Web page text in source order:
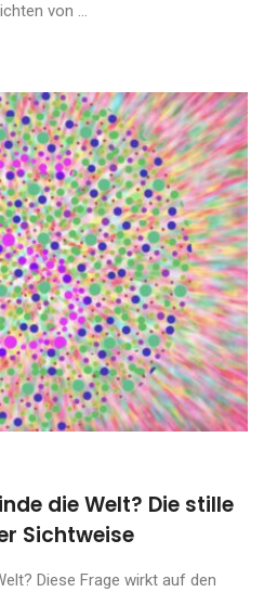
von ...
die Welt? Die stille
Sichtweise
Diese Frage wirkt auf den